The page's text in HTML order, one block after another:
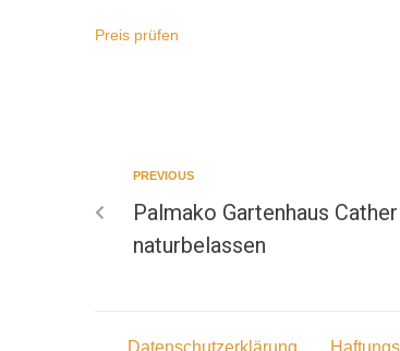
Preis prüfen
PREVIOUS
Palmako Gartenhaus
naturbelassen